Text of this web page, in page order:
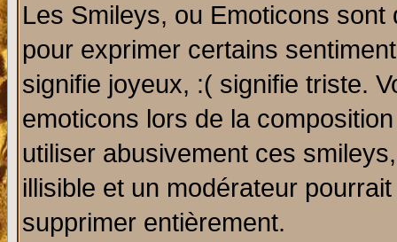
Les Smileys, ou Emoticons
pour exprimer certains
signifie joyeux, :( signifie triste.
emoticons lors de la
utiliser abusivement ces
illisible et un modérateur
supprimer entièrement.